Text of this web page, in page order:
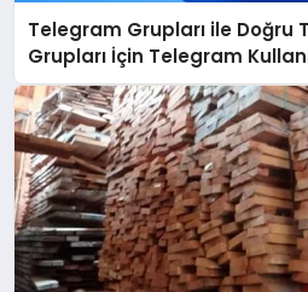
Telegram Grupları ile Doğru
Grupları İçin Telegram